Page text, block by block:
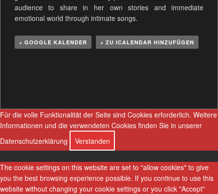
audience to share in her own stories and immediate
emotional world through intimate songs.
+ GOOGLE KALENDER + ZU ICALENDAR HINZUFÜGEN
n
s
a
l
t
u
Für die volle Funktionalität der Seite sind Cookies erforderlich. Weitere
Informationen und die verwendeten Cookies finden Sie in unserer
Datenschutzerklärung
Verstanden
The cookie settings on this website are set to "allow cookies" to give
you the best browsing experience possible. If you continue to use this
website without changing your cookie settings or you click "Accept"